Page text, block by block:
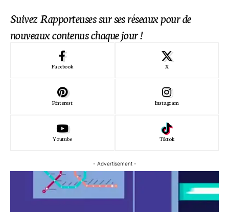
Suivez Rapporteuses sur ses réseaux pour de
nouveaux contenus chaque jour !
Facebook X
Pinterest Instagram
Youtube Tiktok
- Advertisement -